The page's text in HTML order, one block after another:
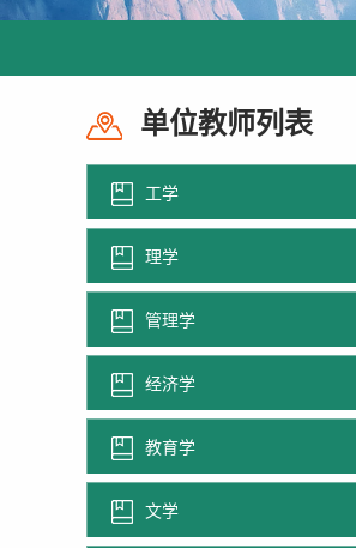
单位教师列表
工学
理学
管理学
经济学
教育学
文学